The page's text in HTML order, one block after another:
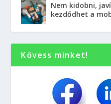
Nem kidobni,
kezdődhet a
Kövess minket!